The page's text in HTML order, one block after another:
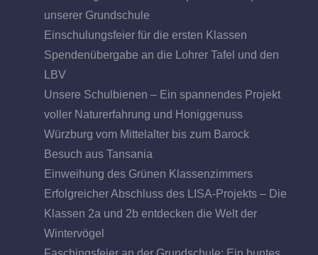
unserer Grundschule
Einschulungsfeier für die ersten Klassen
Spendenübergabe an die Lohrer Tafel und den
LBV
Unsere Schulbienen – Ein spannendes Projekt
voller Naturerfahrung und Honiggenuss
Würzburg vom Mittelalter bis zum Barock
Besuch aus Tansania
Einweihung des Grünen Klassenzimmers
Erfolgreicher Abschluss des LISA-Projekts – Die
Klassen 2a und 2b entdecken die Welt der
Wintervögel